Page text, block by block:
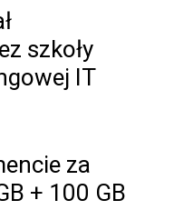
szkoły
IT
za
+ 100 GB